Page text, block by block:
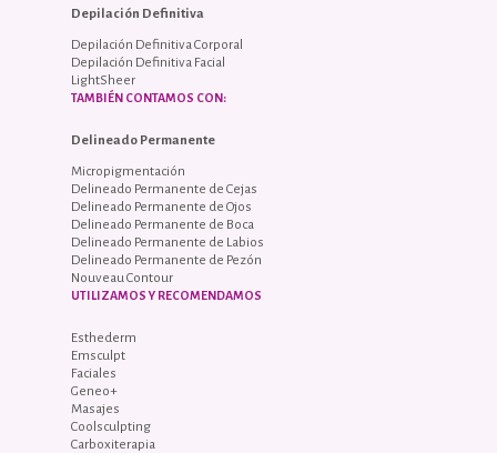
Depilación Definitiva
Depilación Definitiva Corporal
Depilación Definitiva Facial
LightSheer
TAMBIÉN CONTAMOS CON:
Delineado Permanente
Micropigmentación
Delineado Permanente de Cejas
Delineado Permanente de Ojos
Delineado Permanente de Boca
Delineado Permanente de Labios
Delineado Permanente de Pezón
Nouveau Contour
UTILIZAMOS Y RECOMENDAMOS
Esthederm
Emsculpt
Faciales
Geneo+
Masajes
Coolsculpting
Carboxiterapia